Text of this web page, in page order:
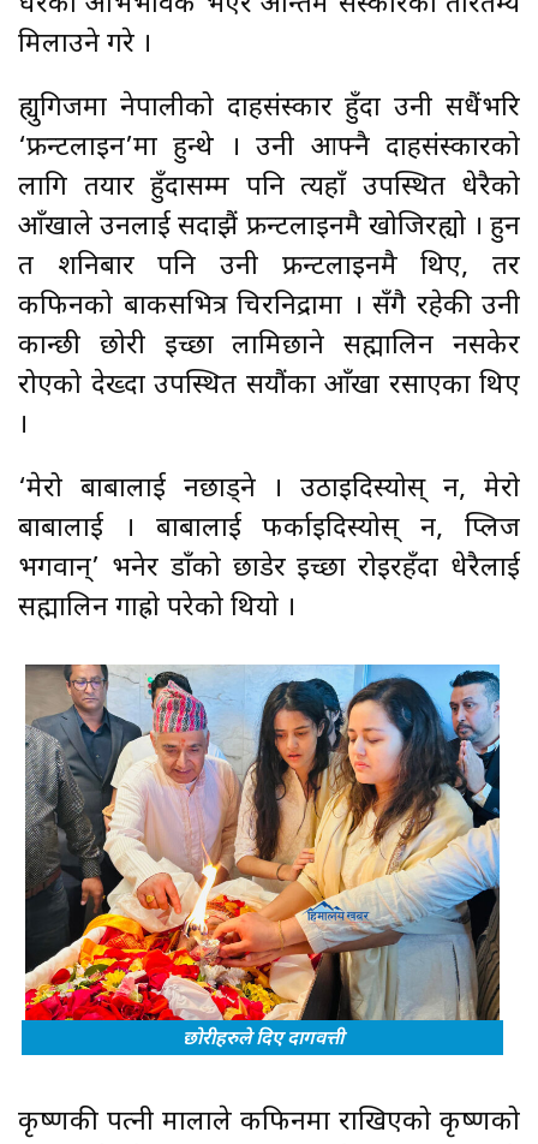
मिलाउने गरे ।
ह्युगिजमा नेपालीको दाहसंस्कार हुँदा उनी सधैंभरि
‘फ्रन्टलाइन’मा हुन्थे । उनी आफ्नै दाहसंस्कारको
लागि तयार हुँदासम्म पनि त्यहाँ उपस्थित धेरैको
आँखाले उनलाई सदाझैं फ्रन्टलाइनमै खोजिरह्यो । हुन
त शनिबार पनि उनी फ्रन्टलाइनमै थिए, तर
कफिनको बाकसभित्र चिरनिद्रामा । सँगै रहेकी उनी
कान्छी छोरी इच्छा लामिछाने सह्मालिन नसकेर
रोएको देख्दा उपस्थित सयौंका आँखा रसाएका थिए
।
‘मेरो बाबालाई नछाड्ने । उठाइदिस्योस् न, मेरो
बाबालाई । बाबालाई फर्काइदिस्योस् न, प्लिज
भगवान्’ भनेर डाँको छाडेर इच्छा रोइरहँदा धेरैलाई
सह्मालिन गाह्रो परेको थियो ।
छोरीहरुले दिए दागवत्ती
कृष्णकी पत्नी मालाले कफिनमा राखिएको कृष्णको